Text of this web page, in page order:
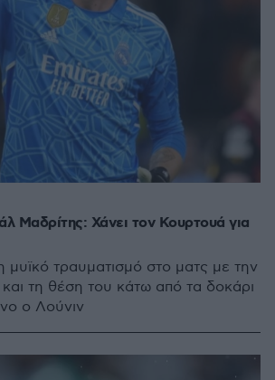
Μαδρίτης: Χάνει τον Κουρτουά για
τραυματισμό στο ματς με την
και τη θέση του κάτω από τα δοκάρι
ο Λούνιν